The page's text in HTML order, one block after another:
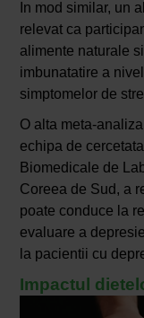
In mod similar, un
relevat ca
alimente naturale
imbunatatire a
simptomelor de
O alta meta-
echipa de
Biomedicale de
Coreea de Sud, a
poate conduce la
evaluare a
la pacientii cu
Impactul